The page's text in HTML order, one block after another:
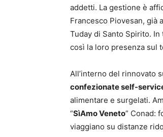
addetti. La gestione è
Francesco Piovesan, già
Tuday di Santo Spirito.
così la loro presenza sul
All’interno del rinnovato
confezionate self-
alimentare e surgelati.
“SìAmo Veneto” Conad:
viaggiano su distanze